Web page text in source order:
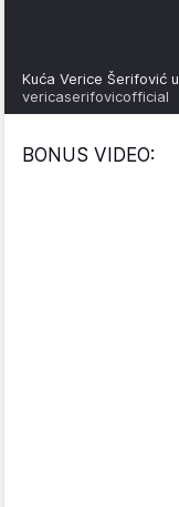
Kuća Verice Šerifović
vericaserifovicofficial
BONUS VIDEO: